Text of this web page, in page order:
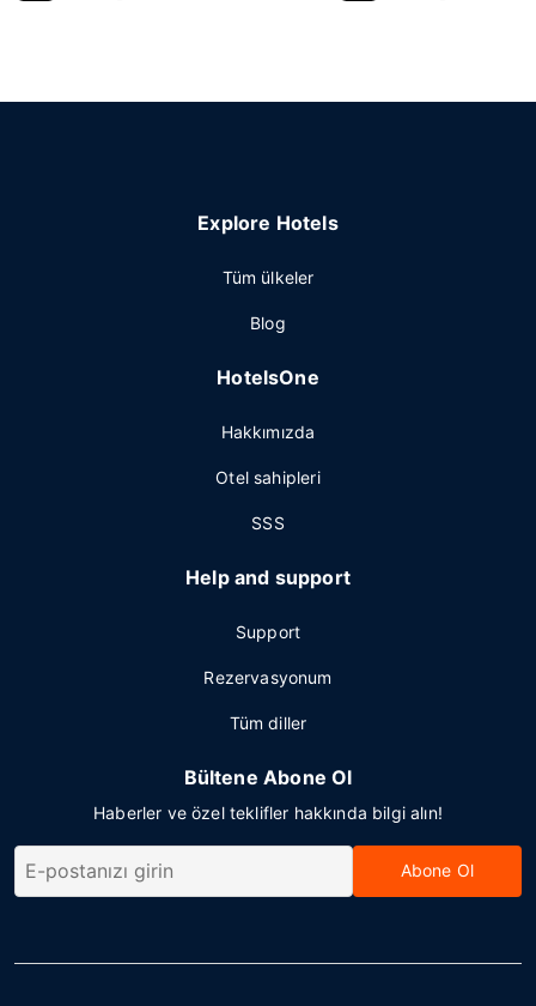
Explore Hotels
Tüm ülkeler
Blog
HotelsOne
Hakkımızda
Otel sahipleri
SSS
Help and support
Support
Rezervasyonum
Tüm diller
Bültene Abone Ol
Haberler ve özel teklifler hakkında bilgi alın!
Abone Ol